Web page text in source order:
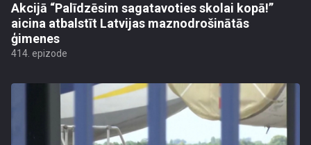
Akcijā “Palīdzēsim sagatavoties skolai kopā!”
aicina atbalstīt Latvijas maznodrošinātās
ģimenes
414. epizode